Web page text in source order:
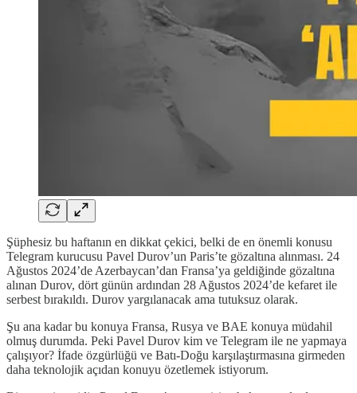
Şüphesiz bu haftanın en dikkat çekici, belki de en önemli konusu
Telegram kurucusu Pavel Durov’un Paris’te gözaltına alınması. 24
Ağustos 2024’de Azerbaycan’dan Fransa’ya geldiğinde gözaltına
alınan Durov, dört günün ardından 28 Ağustos 2024’de kefaret ile
serbest bırakıldı. Durov yargılanacak ama tutuksuz olarak.
Şu ana kadar bu konuya Fransa, Rusya ve BAE konuya müdahil
olmuş durumda. Peki Pavel Durov kim ve Telegram ile ne yapmaya
çalışıyor? İfade özgürlüğü ve Batı-Doğu karşılaştırmasına girmeden
daha teknolojik açıdan konuyu özetlemek istiyorum.